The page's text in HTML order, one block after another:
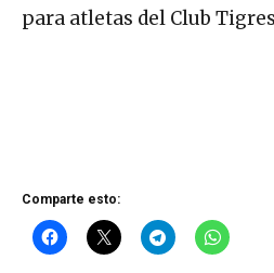
para atletas del Club
Comparte esto: